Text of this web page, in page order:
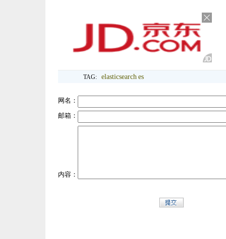
TAG: elasticsearch es
网名：
邮箱：
内容：